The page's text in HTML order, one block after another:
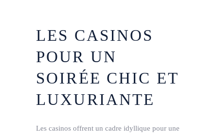
LES CASINOS
POUR UN
SOIRÉE CHIC ET
LUXURIANTE
Les casinos offrent un cadre idyllique pour une